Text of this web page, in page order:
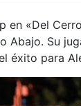
en «Del
Abajo. Su
éxito para